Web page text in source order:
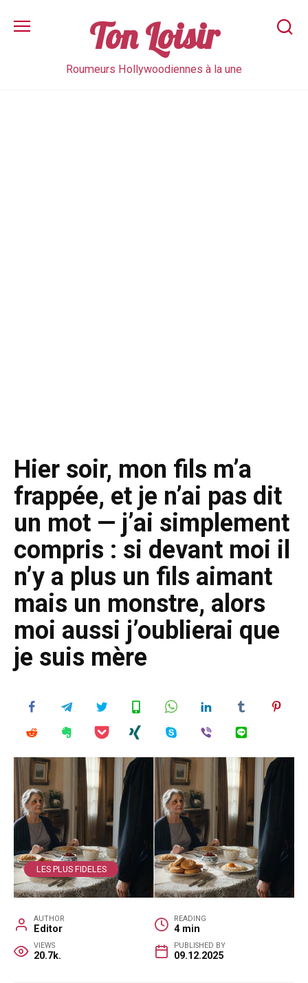
content
Ton Loisir
Roumeurs Hollywoodiennes à la une
Hier soir, mon fils m’a
frappée, et je n’ai pas dit
un mot — j’ai simplement
compris : si devant moi il
n’y a plus un fils aimant
mais un monstre, alors
moi aussi j’oublierai que
je suis mère
LES PLUS FIDELES
AUTHOR
Editor
READING
4 min
VIEWS
20.7k.
PUBLISHED BY
09.12.2025